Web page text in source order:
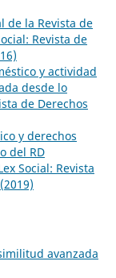
de la Revista de
Revista de
y actividad
desde lo
de Derechos
y derechos
del RD
Social: Revista
avanzada